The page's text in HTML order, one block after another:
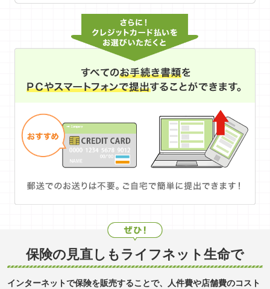
保険の見直しもライフネット生命で
インターネットで保険を販売することで、人件費や店舗費のコスト